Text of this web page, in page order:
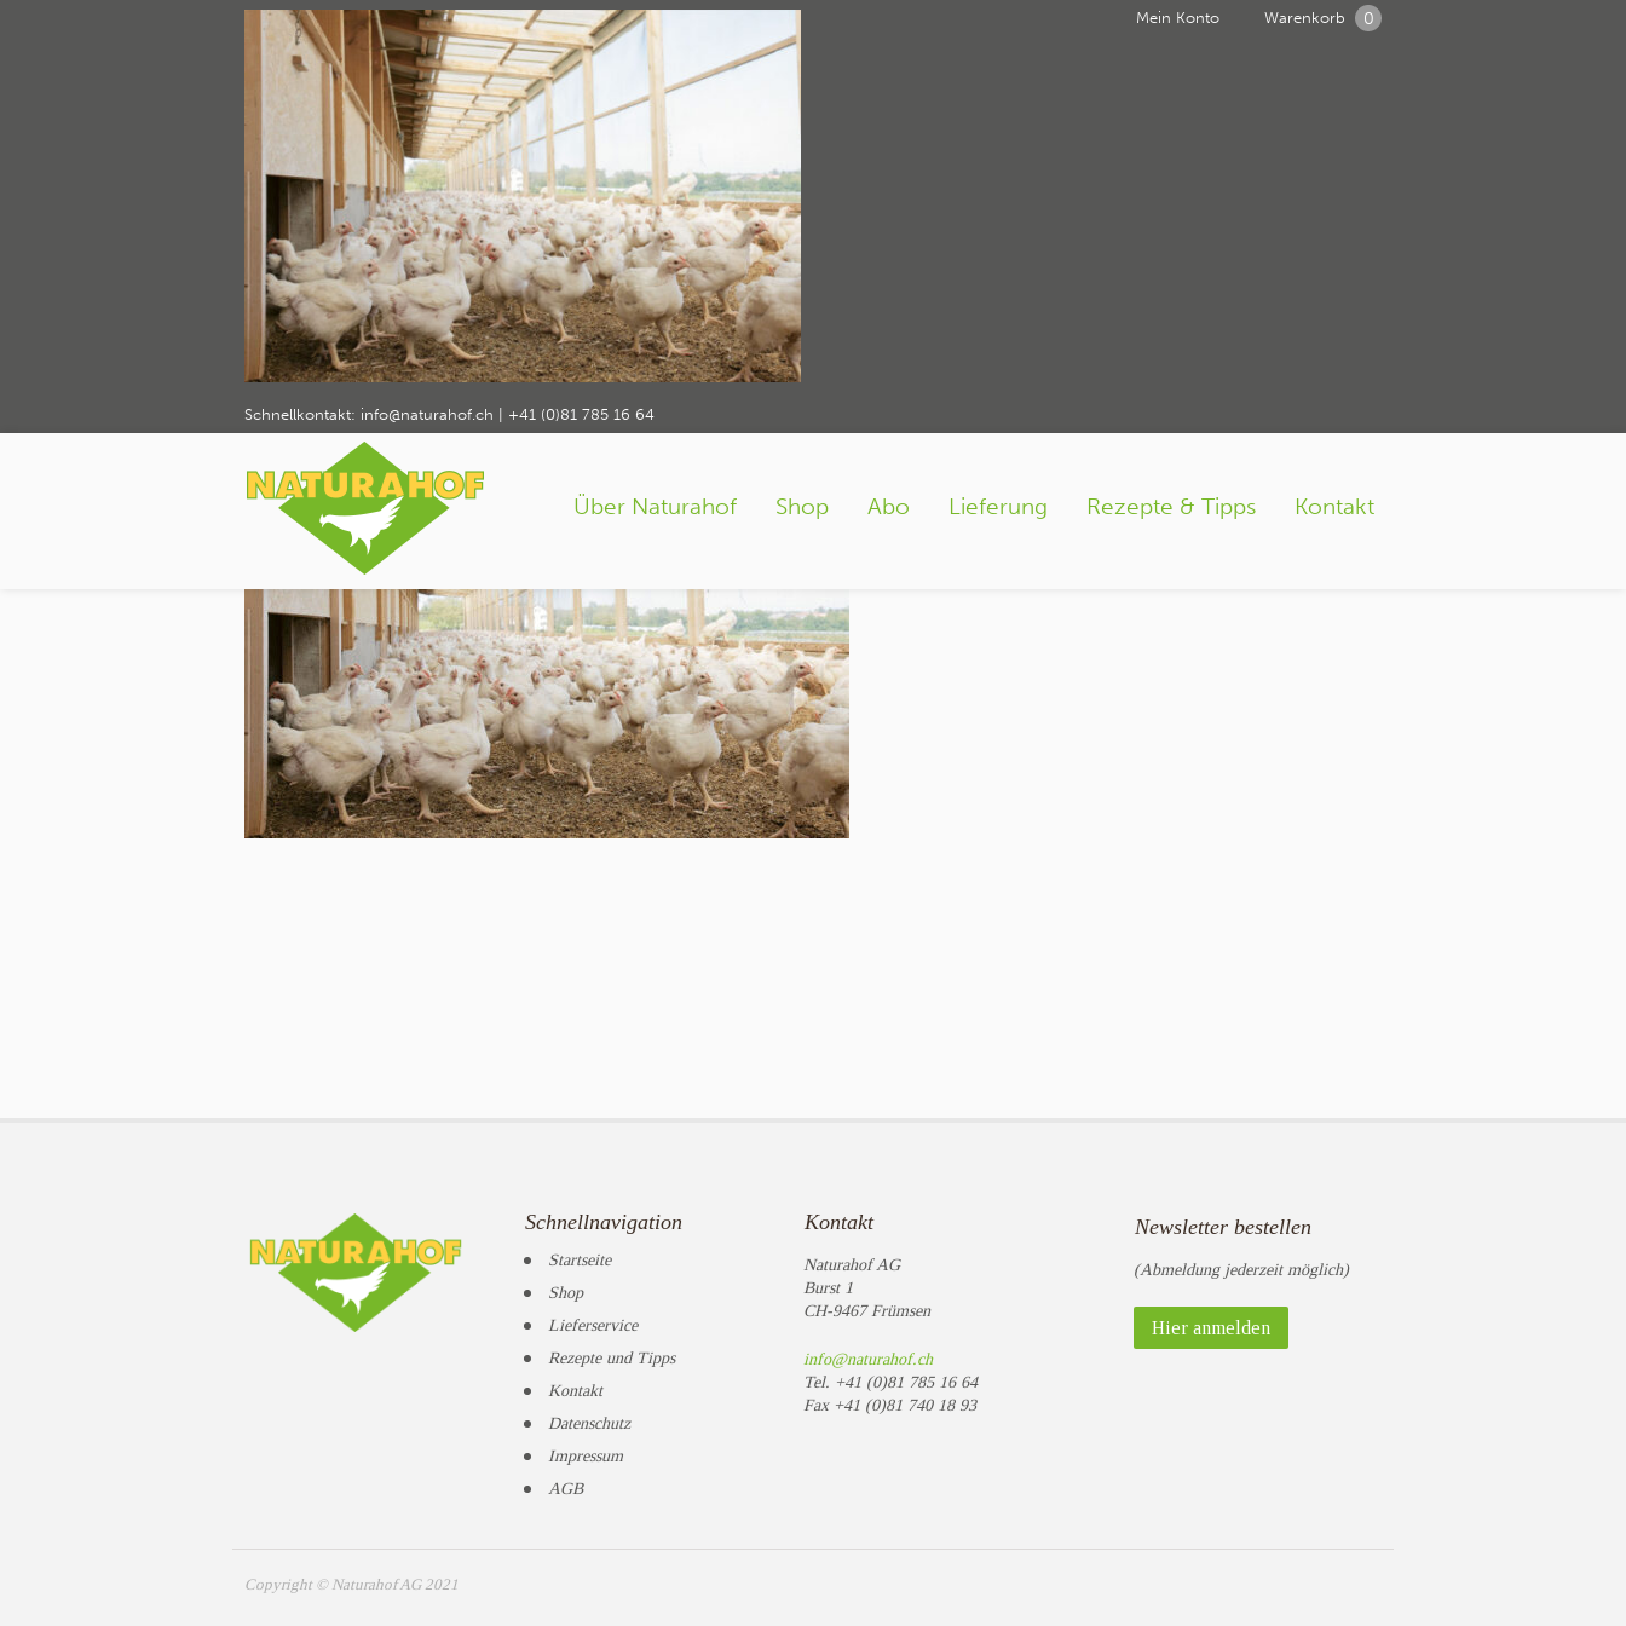
Schnellkontakt: info@naturahof.ch +41 (0)81 785 16 64
Mein Konto Warenkorb 0
Über Naturahof Shop Abo Lieferung Rezepte & Tipps Kontakt
naturahof-philosophie_frifag
Schnellnavigation
Startseite
Shop
Lieferservice
Rezepte und Tipps
Kontakt
Datenschutz
Impressum
AGB
Kontakt
Naturahof AG
Burst 1
CH-9467 Frümsen
info@naturahof.ch
Tel. +41 (0)81 785 16 64
Fax +41 (0)81 740 18 93
Newsletter bestellen
(Abmeldung jederzeit möglich)
Hier anmelden
Copyright © Naturahof AG 2021